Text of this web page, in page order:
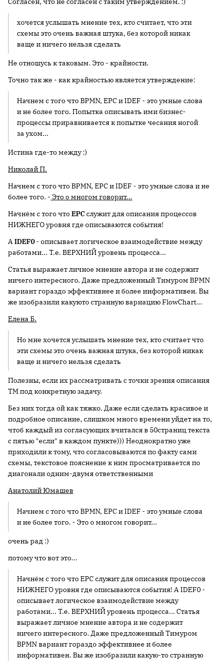
хочется услышать мнение тех, кто считает, что эти
схемы это очень важная штука, без которой никак
ваще и ничего нельзя сделать
Не отношусь к таковым. Это - крайности.
Точно так же - как крайностью является утверждение:
Начнем с того что BPMN, EPC и IDEF - это умные слова
и не более того. Попытка описывать ими бизнес-
процессы приравнивается к попытке чесания ногой
за ухом...
Истина где-то между :)
Николай П.
Начнем с того что BPMN, EPC и IDEF - это умные слова и не
более того. - Это о многом говорит...
Начнём с того чтоEPCслужит для описания процессов
НИЖНЕГО уровня где описываются события!
АIDEF0 - описывает логическое взаимодействие между
работами... Т.е. ВЕРХНИЙ уровень процесса...
Статья выражает личное мнение автора и не содержит
ничего интересного. Даже предложенный Тимуром BPMN
вариант гораздо эффективнее и более информативен. Вы
же изобразили какуюто странную вариацию FlowChart...
Елена Б.
Но мне хочется услышать мнение тех, кто считает что
эти схемы это очень важная штука, без которой никак
ваще и ничего нельзя сделать
Полезны, если их рассматривать с точки зрения описания
ТМ под конкретную задачу.
Без них тогда ой как тяжко. Даже если сделать красивое и
подробное описание, слишком много времени уйдет на то,
чтоб каждый из согласующих вчитался в 50страниц текста
с пятью "если" в каждом пункте))) Неоднократно уже
приходили к тому, что согласовываются по факту сами
схемы, текстовое пояснение к ним просматривается по
диагонали одним-двумя ответственными
Анатолий Юмашев
Начнем с того что BPMN, EPC и IDEF - это умные слова
и не более того. - Это о многом говорит...
очень рад :)
потому что вот это...
Начнём с того что EPC служит для описания процессов
НИЖНЕГО уровня где описываются события! А IDEF0 -
описывает логическое взаимодействие между
работами... Т.е. ВЕРХНИЙ уровень процесса... Статья
выражает личное мнение автора и не содержит
ничего интересного. Даже предложенный Тимуром
BPMN вариант гораздо эффективнее и более
информативен. Вы же изобразили какую-то странную